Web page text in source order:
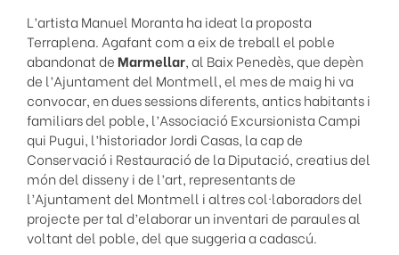
L’artista Manuel Moranta ha ideat la proposta
Terraplena. Agafant com a eix de treball el poble
abandonat deMarmellar, al Baix Penedès, que depèn
de l’Ajuntament del Montmell, el mes de maig hi va
convocar, en dues sessions diferents, antics habitants i
familiars del poble, l’Associació Excursionista Campi
qui Pugui, l’historiador Jordi Casas, la cap de
Conservació i Restauració de la Diputació, creatius del
món del disseny i de l’art, representants de
l’Ajuntament del Montmell i altres col·laboradors del
projecte per tal d’elaborar un inventari de paraules al
voltant del poble, del que suggeria a cadascú.